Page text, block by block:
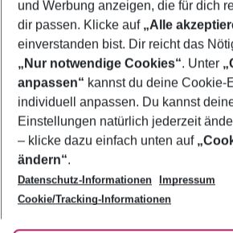
Footer
Footer navigation
Über uns
AGB
Bestpreisgarantie
Cookie-Einstellungen ändern
Cookie-Richtlinie
Agenturbetreuung
Barrierefreies Reisen
Folge uns
und Werbung anzeigen, die für dich
dir passen. Klicke auf „Alle
einverstanden bist. Dir reicht das
„Nur notwendige Cookies“. Unter
anpassen“ kannst du deine Cookie-
individuell anpassen. Du kannst
Einstellungen natürlich jederzeit
– klicke dazu einfach unten auf
ändern“.
Datenschutz-Informationen
Impressum
Cookie/Tracking-Informationen